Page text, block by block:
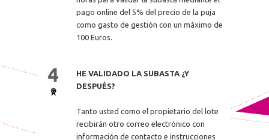
pago online del 5% del precio de la puja
como gasto de gestión con un máximo de
100 Euros.
HE VALIDADO LA SUBASTA ¿Y
DESPUÉS?
Tanto usted como el propietario del lote
recibirán otro correo electrónico con
información de contacto e instrucciones